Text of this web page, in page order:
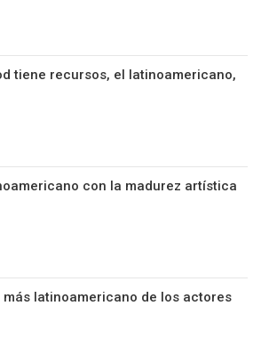
tiene recursos, el latinoamericano,
con la madurez artística
más latinoamericano de los actores